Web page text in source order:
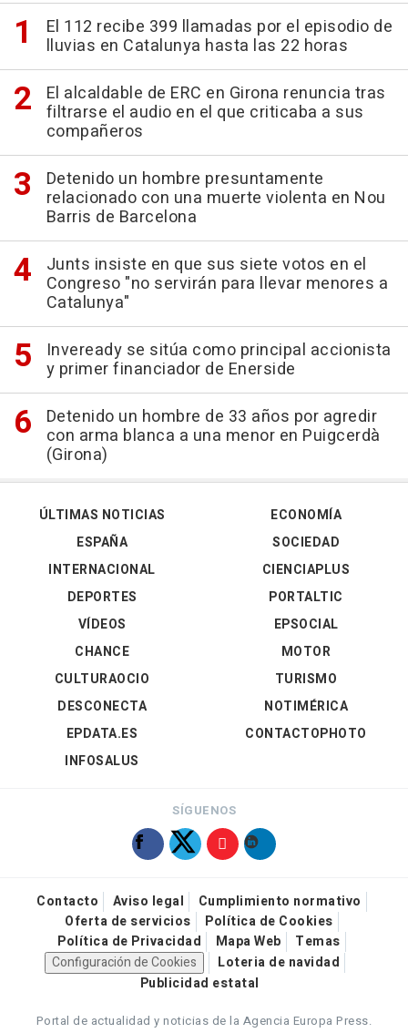
El 112 recibe 399 llamadas por el episodio de
lluvias en Catalunya hasta las 22 horas
El alcaldable de ERC en Girona renuncia tras
filtrarse el audio en el que criticaba a sus
compañeros
Detenido un hombre presuntamente
relacionado con una muerte violenta en Nou
Barris de Barcelona
Junts insiste en que sus siete votos en el
Congreso "no servirán para llevar menores a
Catalunya"
Inveready se sitúa como principal accionista
y primer financiador de Enerside
Detenido un hombre de 33 años por agredir
con arma blanca a una menor en Puigcerdà
(Girona)
ÚLTIMAS NOTICIAS
ESPAÑA
INTERNACIONAL
DEPORTES
VÍDEOS
ECONOMÍA
SOCIEDAD
CIENCIAPLUS
PORTALTIC
EPSOCIAL
CHANCE
CULTURAOCIO
DESCONECTA
EPDATA.ES
INFOSALUS
MOTOR
TURISMO
NOTIMÉRICA
CONTACTOPHOTO
SÍGUENOS
Contacto Aviso legal
Cumplimiento normativo
Oferta de servicios
Política de Cookies
Política de Privacidad
Mapa Web
Temas
Configuración de Cookies
Loteria de navidad
Publicidad estatal
Portal de actualidad y noticias de la Agencia Europa Press.